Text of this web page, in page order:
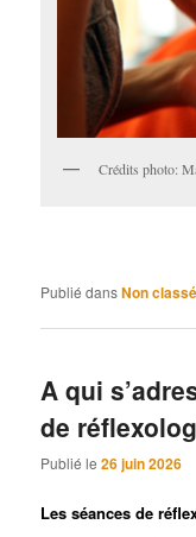
Crédits photo:
Publié dansNon classé
A qui
de
Publié le26 juin 2026
Les séances de